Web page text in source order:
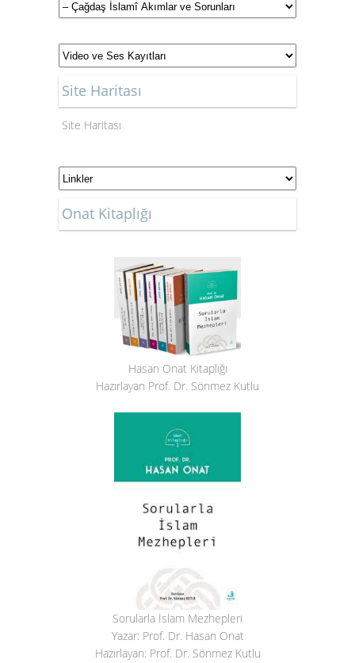
Site Haritası
Site Haritası
Onat Kitaplığı
Hasan Onat Kitaplığı
Hazırlayan Prof. Dr. Sönmez Kutlu
Sorularla İslam Mezhepleri
Yazar: Prof. Dr. Hasan Onat
Hazırlayan: Prof. Dr. Sönmez Kutlu